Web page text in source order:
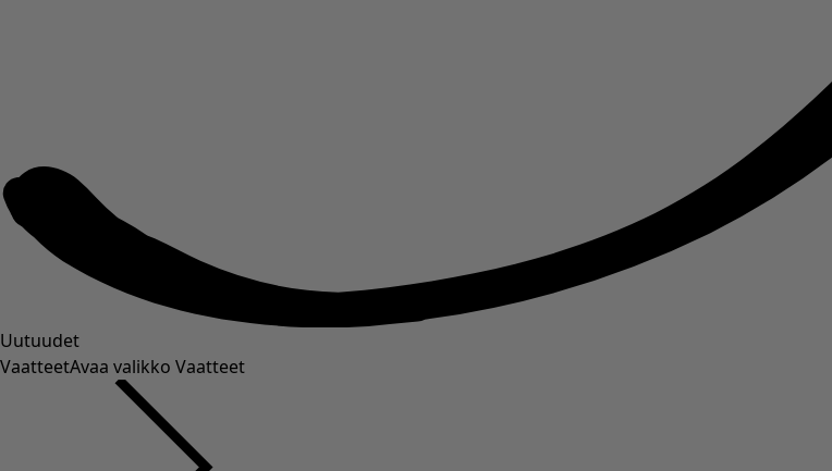
Uutuudet
VaatteetAvaa valikko Vaatteet